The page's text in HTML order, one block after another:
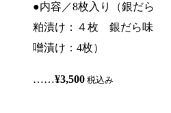
●内容／8枚入り（銀だら
粕漬け：４枚 銀だら味
噌漬け：4枚）
……¥3,500 税込み